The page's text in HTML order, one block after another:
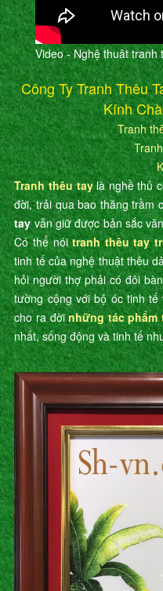
Video - Nghệ thuât tranh
Công Ty Tranh Thêu
Kính
Tranh
Tranh thêu taylà nghề thủ
đời, trải qua bao thăng trầm
tayvẫn giữ được bản sắc
Có thể nóitranh thêu tay
tinh tế của nghệ thuật thêu
hỏi người thợ phải có đôi
tường cộng với bộ óc tinh
cho ra đờinhững tác phẩm
nhất, sống động và tinh tế